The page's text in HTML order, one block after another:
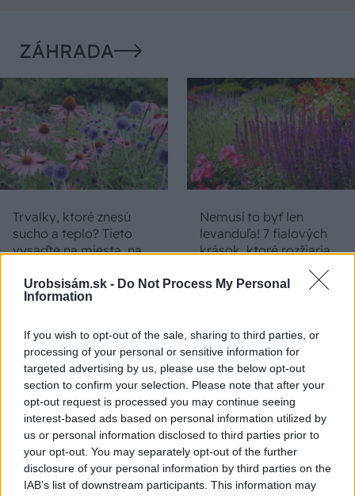
Urobsisám.sk - Do Not Process My Personal
Information
If you wish to opt-out of the sale, sharing to third parties, or
processing of your personal or sensitive information for
targeted advertising by us, please use the below opt-out
section to confirm your selection. Please note that after your
opt-out request is processed you may continue seeing
interest-based ads based on personal information utilized by
us or personal information disclosed to third parties prior to
your opt-out. You may separately opt-out of the further
disclosure of your personal information by third parties on the
IAB’s list of downstream participants. This information may
ZÁHRADA
Trvalky, ktoré znesú
sucho a teplo? Tieto
vysaďte na miesta, na
deň
Nemusí to byť len
levanduľa! 7 fialových
krások, ktoré rozžiaria
Môže aspirín zachrániť
ochabnuté izbové
rastliny? Pravda vás
Júlový reštart uhoriek
nakladačiek: Ako ich
podporiť k druhej vlne